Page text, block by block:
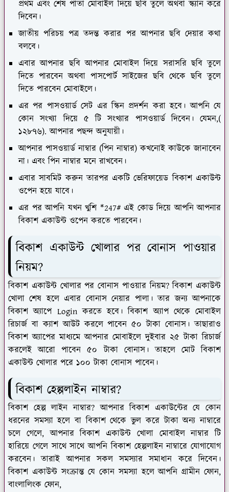
প্রথম এবং শেষ পাতা মোবাইল দিয়ে ছবি তুলে অথবা স্ক্যান করে
দিবেন।
জাতীয় পরিচয় পত্র তদন্ত করার পর আপনার ছবি দেয়ার কথা
বলবে।
এবার আপনার ছবি আপনার মোবাইল দিয়ে সরাসরি ছবি তুলে
দিতে পারবেন অথবা পাসপোর্ট সাইজের ছবি থেকে ছবি তুলে
দিতে পারবেন মোবাইলে।
এর পর পাসওয়ার্ড সেট এর স্কিন প্রদর্শন করা হবে। আপনি যে
কোন সংখ্যা দিয়ে ৫ টি সংখ্যার পাসওয়ার্ড দিবেন। যেমন,(
১২৮৭৬). আপনার পছন্দ অনুযায়ী।
আপনার পাসওয়ার্ড নাম্বার (পিন নাম্বার) কখনোই কাউকে জানাবেন
না। এবং পিন নাম্বার মনে রাখবেন।
এবার সাবমিট করুন তারপর একটি ভেরিফায়েড বিকাশ একাউন্ট
ওপেন হয়ে যাবে।
এর পর আপনি যখন খুশি *247# এই কোড দিয়ে আপনি আপনার
বিকাশ একাউন্ট ওপেন করতে পারবেন।
বিকাশ একাউন্ট খোলার পর বোনাস পাওয়ার
নিয়ম?
বিকাশ একাউন্ট খোলার পর বোনাস পাওয়ার নিয়ম? বিকাশ একাউন্ট
খোলা শেষ হলে এবার বোনাস নেয়ার পালা। তার জন্য আপনাকে
বিকাশ অ্যাপে Login করতে হবে। বিকাশ অ্যাপ থেকে মোবাইল
রিচার্জ বা ক্যাশ আউট করলে পাবেন ৫০ টাকা বোনাস। তাছারাও
বিকাশ অ্যাপের মাধ্যমে আপনার মোবাইলে দুইবার ২৫ টাকা রিচার্জ
করলেই আরো পাবেন ৫০ টাকা বোনাস। তাহলে মোট বিকাশ
একাউন্ট খোলার পরে ১০০ টাকা বোনাস পাবেন।
বিকাশ হেল্পলাইন নাম্বার?
বিকাশ হেল্প লাইন নাম্বার? আপনার বিকাশ একাউন্টের যে কোন
ধরনের সমস্যা হলে বা বিকাশ থেকে ভুল করে টাকা অন্য নাম্বারে
চলে গেলে, আপনার বিকাশ একাউন্ট খোলা মোবাইল নাম্বার টি
হারিয়ে গেলে সাথে সাথে আপনি বিকাশ হেল্পলাইন নাম্বারে যোগাযোগ
করবেন। তারাই আপনার সকল সমস্যার সমাধান করে দিবেন।
বিকাশ একাউন্ট সংক্রান্ত যে কোন সমস্যা হলে আপনি গ্রামীন ফোন,
বাংলালিংক ফোন,